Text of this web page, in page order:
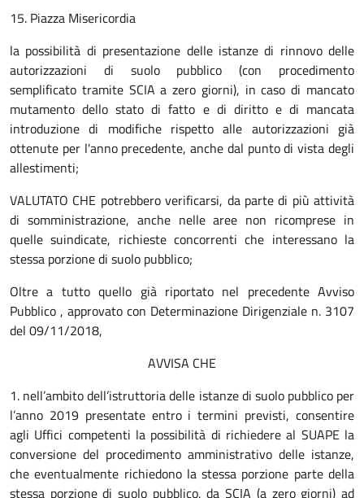
15. Piazza Misericordia
la possibilità di presentazione delle istanze di rinnovo delle
autorizzazioni di suolo pubblico (con procedimento
semplificato tramite SCIA a zero giorni), in caso di mancato
mutamento dello stato di fatto e di diritto e di mancata
introduzione di modifiche rispetto alle autorizzazioni già
ottenute per l'anno precedente, anche dal punto di vista degli
allestimenti;
VALUTATO CHE potrebbero verificarsi, da parte di più attività
di somministrazione, anche nelle aree non ricomprese in
quelle suindicate, richieste concorrenti che interessano la
stessa porzione di suolo pubblico;
Oltre a tutto quello già riportato nel precedente Avviso
Pubblico , approvato con Determinazione Dirigenziale n. 3107
del 09/11/2018,
AVVISA CHE
1. nell’ambito dell’istruttoria delle istanze di suolo pubblico per
l’anno 2019 presentate entro i termini previsti, consentire
agli Uffici competenti la possibilità di richiedere al SUAPE la
conversione del procedimento amministrativo delle istanze,
che eventualmente richiedono la stessa porzione parte della
stessa porzione di suolo pubblico, da SCIA (a zero giorni) ad